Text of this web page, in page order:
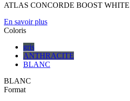
ATLAS CONCORDE BOOST
En savoir plus
Coloris
gris
ANTHRACITE
BLANC
BLANC
Format